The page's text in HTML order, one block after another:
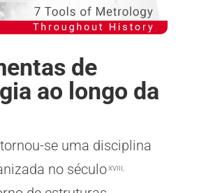
de
ao longo da
se uma disciplina
no século XVIII,